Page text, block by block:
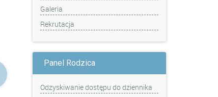
Galeria
Rekrutacja
Panel Rodzica
Odzyskiwanie dostępu do dziennika